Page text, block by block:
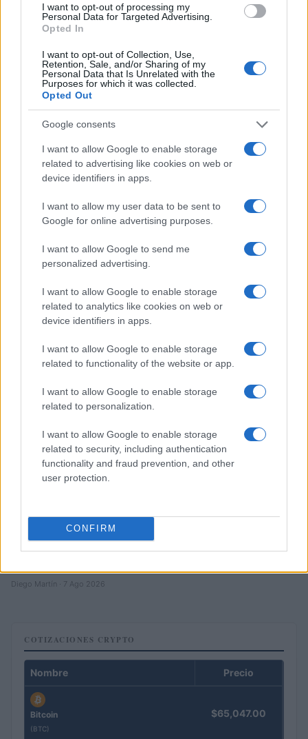
I want to opt-out of processing my
Personal Data for Targeted Advertising.
Opted In
I want to opt-out of Collection, Use,
Retention, Sale, and/or Sharing of my
Personal Data that Is Unrelated with the
Purposes for which it was collected.
Opted Out
Google consents
I want to allow Google to enable storage
related to advertising like cookies on web or
device identifiers in apps.
I want to allow my user data to be sent to
Google for online advertising purposes.
I want to allow Google to send me
personalized advertising.
I want to allow Google to enable storage
related to analytics like cookies on web or
device identifiers in apps.
I want to allow Google to enable storage
related to functionality of the website or app.
I want to allow Google to enable storage
related to personalization.
I want to allow Google to enable storage
related to security, including authentication
functionality and fraud prevention, and other
user protection.
CONFIRM
Cómo la inteligencia artificial transforma la gestión financiera
personal
Marta Ruiz · 7 Ago 2026
CRIPTOMONEDAS
Edgar Gilberto Fabris Contreras capturado por fraude de 621
mil dólares en inversiones digitales
CRIPTOMONEDAS
Criptomonedas en 2026: análisis de su evolución y perspectivas
Diego Martín · 7 Ago 2026
COTIZACIONES CRYPTO
Nombre Precio
Bitcoin
(BTC)
$65,047.00